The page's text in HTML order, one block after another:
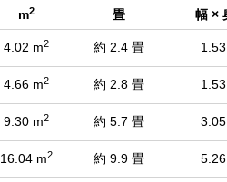
m2 畳 幅 ×
4.02 m2 約 2.4 畳
4.66 m2 約 2.8 畳
9.30 m2 約 5.7 畳
16.04 m2 約 9.9 畳